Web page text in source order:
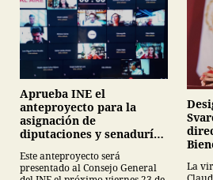
Aprueba INE el
anteproyecto para la
asignación de
diputaciones y senadurías
Este anteproyecto será
presentado al Consejo General
La